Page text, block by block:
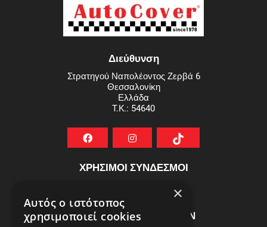
Διεύθυνση
Στρατηγού Ναπολέοντος Ζερβά 6
Θεσσαλονίκη
Ελλάδα
T.K.: 54640
ΧΡΗΣΙΜΟΙ ΣΥΝΔΕΣΜΟΙ
ΕΞΥΠΗΡΕΤΗΣΗ ΠΕΛΑΤΩΝ
×
Αυτός ο ιστότοπος
χρησιμοποιεί cookies